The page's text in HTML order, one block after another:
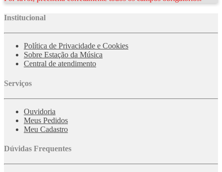
Institucional
Política de Privacidade e Cookies
Sobre Estação da Música
Central de atendimento
Serviços
Ouvidoria
Meus Pedidos
Meu Cadastro
Dúvidas Frequentes